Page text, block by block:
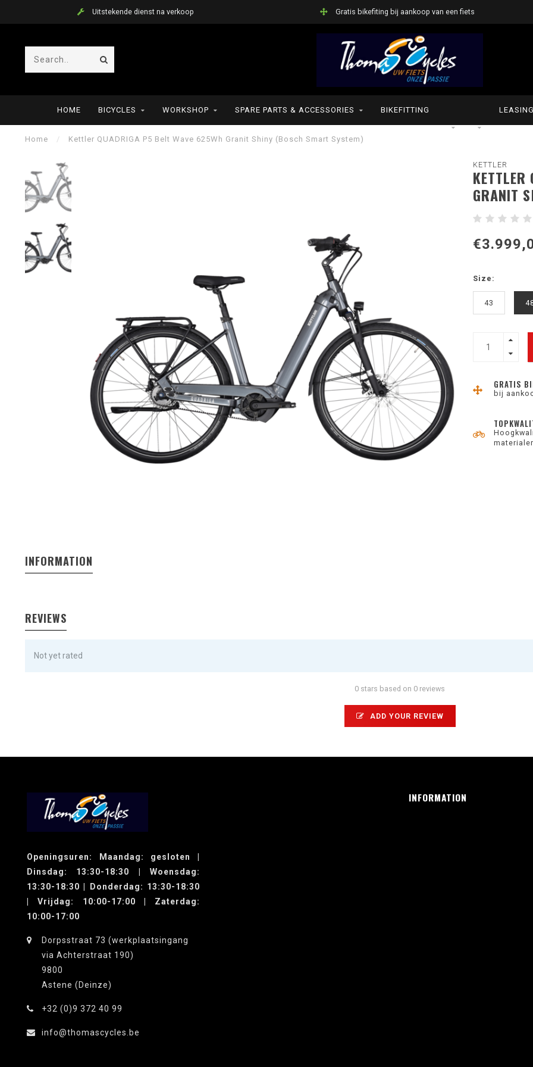
Uitstekende dienst na verkoop Gratis bikefiting bij aankoop van een fiets
HOME BICYCLES WORKSHOP SPARE PARTS & ACCESSORIES BIKEFITTING LEASING
Home / Kettler QUADRIGA P5 Belt Wave 625Wh Granit Shiny (Bosch Smart System)
KETTLER
GRANIT
Size:
43
GRATIS
bij
INFORMATION
REVIEWS
Not yet rated
0 stars based on 0 reviews
ADD YOUR REVIEW
Openingsuren: Maandag: gesloten |
Dinsdag: 13:30-18:30 | Woensdag:
13:30-18:30 | Donderdag: 13:30-18:30
| Vrijdag: 10:00-17:00 | Zaterdag:
10:00-17:00
Dorpsstraat 73 (werkplaatsingang
via Achterstraat 190)
9800
Astene (Deinze)
+32 (0)9 372 40 99
info@thomascycles.be
INFORMATION